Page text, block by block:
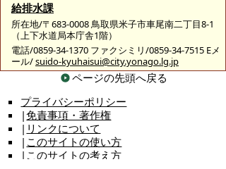
給排水課
所在地/〒683-0008 鳥取県米子市車尾南二丁目8-1
（上下水道局本庁舎1階）
電話/0859-34-1370 ファクシミリ/0859-34-7515 Eメ
ール/suido-kyuhaisui@city.yonago.lg.jp
ページの先頭へ戻る
プライバシーポリシー
|免責事項・著作権
| リンクについて
| このサイトの使い方
| このサイトの考え方